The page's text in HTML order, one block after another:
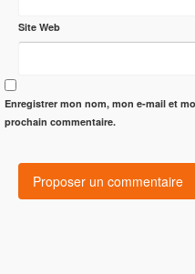
Site Web
Enregistrer mon nom, mon e-mail et
prochain commentaire.